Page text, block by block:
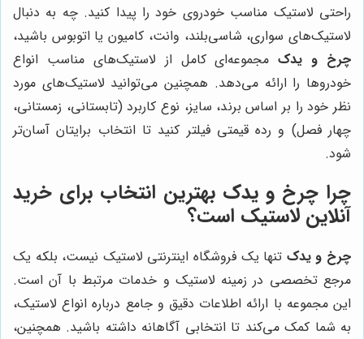
راحتی لاستیک مناسب خودروی خود را پیدا کنید. چه به دنبال
لاستیک‌های سواری، شاسی‌بلند، وانت، کامیون یا اتوبوس باشید،
چرخ و یدکمجموعه‌ای کامل از لاستیک‌های مناسب انواع
خودروها را ارائه می‌دهد. همچنین می‌توانید لاستیک‌های مورد
نظر خود را بر اساس برند، سایز، نوع کاربرد (تابستانی، زمستانی،
چهار فصل) و رده قیمتی فیلتر کنید تا انتخاب برایتان آسان‌تر
شود.
چرا چرخ و یدک بهترین انتخاب برای خرید
آنلاین لاستیک است؟
چرخ و یدک تنها یک فروشگاه اینترنتی لاستیک نیست، بلکه یک
مرجع تخصصی در زمینه لاستیک و خدمات مرتبط با آن است.
این مجموعه با ارائه اطلاعات دقیق و جامع درباره انواع لاستیک،
به شما کمک می‌کند تا انتخابی آگاهانه داشته باشید. همچنین،